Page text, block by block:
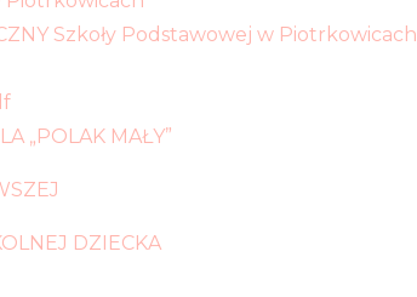
Szkoły Podstawowej w Piotrkowicach
„POLAK MAŁY”
DZIECKA